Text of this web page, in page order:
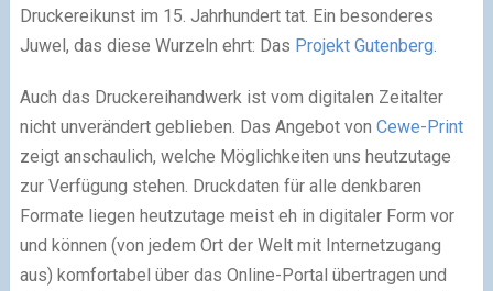
Druckereikunst im 15. Jahrhundert tat. Ein besonderes
Juwel, das diese Wurzeln ehrt: Das Projekt Gutenberg
Auch das Druckereihandwerk ist vom digitalen Zeitalter
nicht unverändert geblieben. Das Angebot von Cewe-Print
zeigt anschaulich, welche Möglichkeiten uns heutzutage
zur Verfügung stehen. Druckdaten für alle denkbaren
Formate liegen heutzutage meist eh in digitaler Form vor
und können (von jedem Ort der Welt mit Internetzugang
aus) komfortabel über das Online-Portal übertragen und